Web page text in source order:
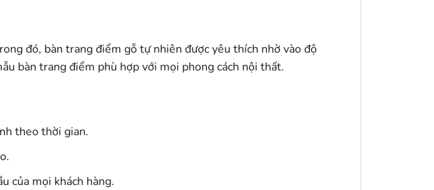
đó, bàn trang điểm gỗ tự nhiên được yêu thích nhờ vào độ
bàn trang điểm phù hợp với mọi phong cách nội thất.
theo thời gian.
của mọi khách hàng.